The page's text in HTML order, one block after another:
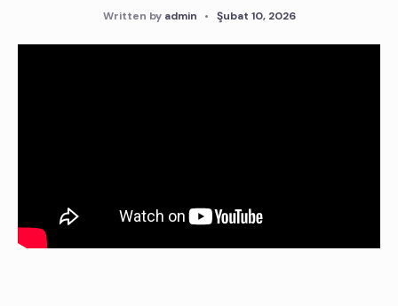
Written by admin • Şubat 10, 2026